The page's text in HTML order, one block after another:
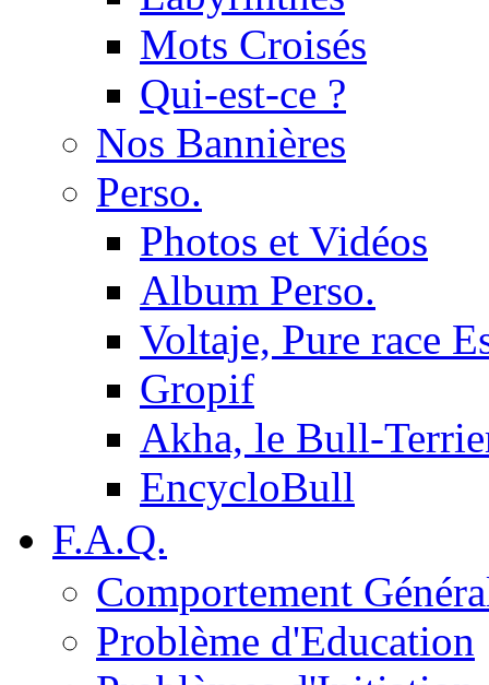
Mots Croisés
Qui-est-ce ?
Nos Bannières
Perso.
Photos et Vidéos
Album Perso.
Voltaje, Pure race
Gropif
Akha, le Bull-
EncycloBull
F.A.Q.
Comportement
Problème d'Education